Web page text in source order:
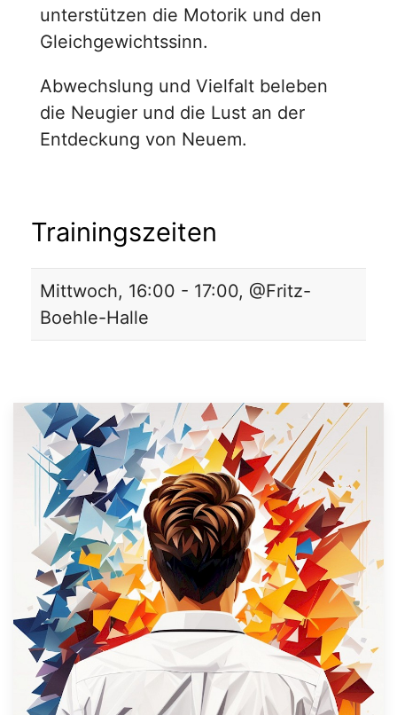
unterstützen die Motorik und den
Gleichgewichtssinn.
Abwechslung und Vielfalt beleben
die Neugier und die Lust an der
Entdeckung von Neuem.
Trainingszeiten
Mittwoch, 16:00 - 17:00, @Fritz-
Boehle-Halle